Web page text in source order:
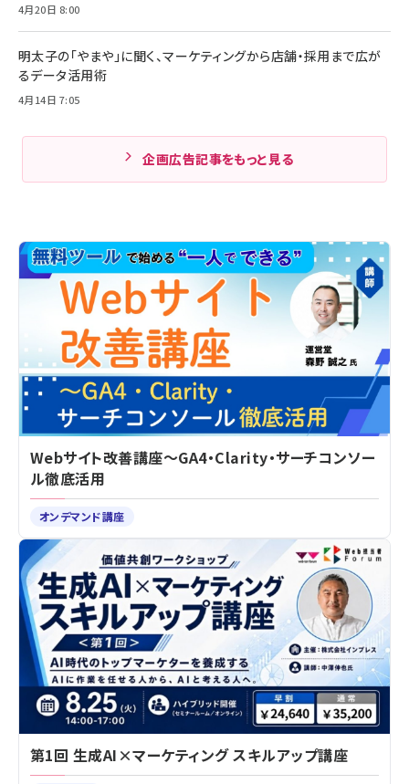
4月20日 8:00
明太子の「やまや」に聞く、マーケティングから店舗・採用まで広が
るデータ活用術
4月14日 7:05
企画広告記事をもっと見る
Webサイト改善講座～GA4・Clarity・サーチコンソー
ル徹底活用
オンデマンド講座
第1回 生成AI×マーケティング スキルアップ講座